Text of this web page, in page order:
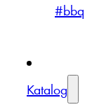
#bbq
Katalog